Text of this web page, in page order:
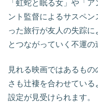
「虹蛇と眠る女」や「
ント監督によるサスペ
った旅行が友人の失踪
とつながっていく不運の
見れる映画ではあるもの
さも辻褄を合わせてい
設定が見受けられます。